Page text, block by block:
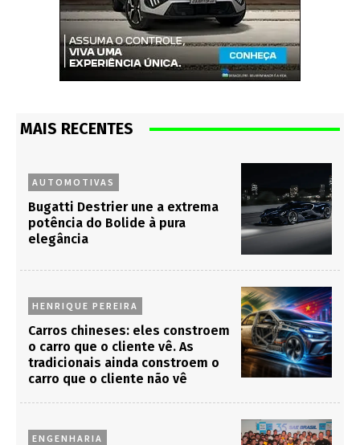
MAIS RECENTES
AUTOMOTIVAS
Bugatti Destrier une a extrema
potência do Bolide à pura
elegância
HENRIQUE PEREIRA
Carros chineses: eles constroem
o carro que o cliente vê. As
tradicionais ainda constroem o
carro que o cliente não vê
ENGENHARIA